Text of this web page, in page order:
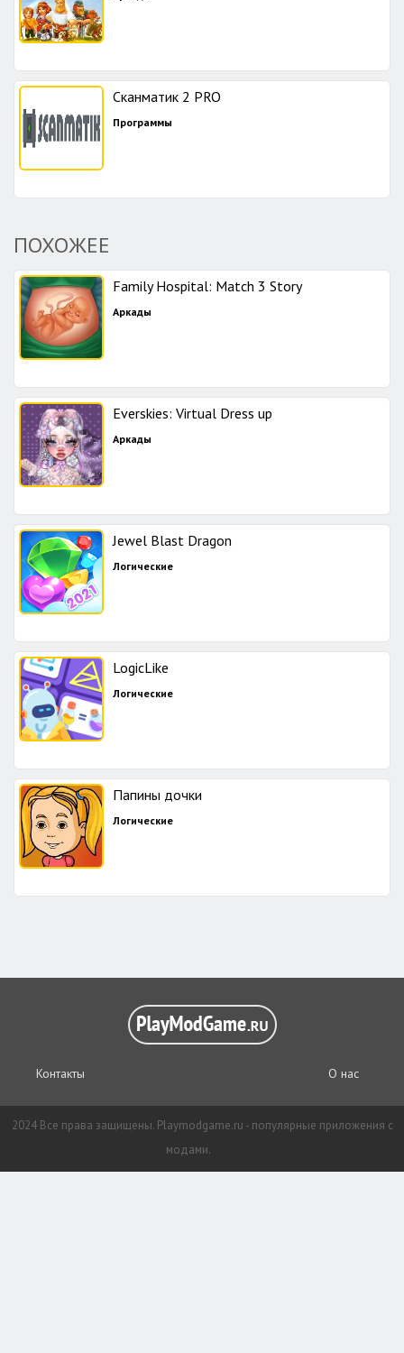
Сканматик 2 PRO
Программы
ПОХОЖЕЕ
Family Hospital: Match 3 Story
Аркады
Everskies: Virtual Dress up
Аркады
Jewel Blast Dragon
Логические
LogicLike
Логические
Папины дочки
Логические
Контакты О нас
2024 Все права защищены. Playmodgame.ru - популярные приложения с
модами.